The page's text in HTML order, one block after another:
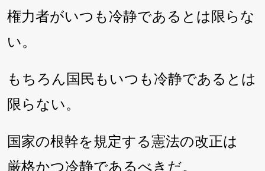
権力者がいつも冷静であるとは限らな
い。
もちろん国民もいつも冷静であるとは
限らない。
国家の根幹を規定する憲法の改正は
厳格かつ冷静であるべきだ。